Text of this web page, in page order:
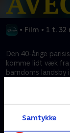
Samtykke
• Film • 1 t. 32
Den 40-årige
komme lidt væk fra
barndoms landsby
landsbyen, og en